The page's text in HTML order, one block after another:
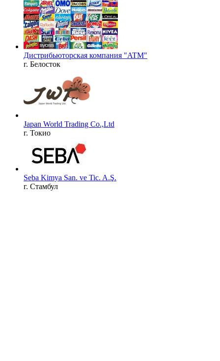
Дистрибьюторская компания "ATM"
г. Белосток
Japan World Trading Co.,Ltd
г. Токио
Seba Kimya San. ve Tic. A.Ş.
г. Стамбул